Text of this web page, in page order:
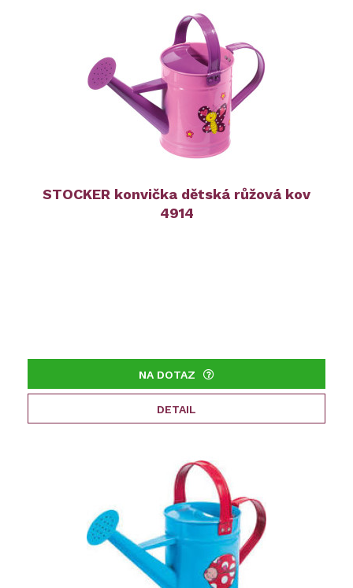
STOCKER konvička dětská růžová kov
4914
NA DOTAZ
DETAIL